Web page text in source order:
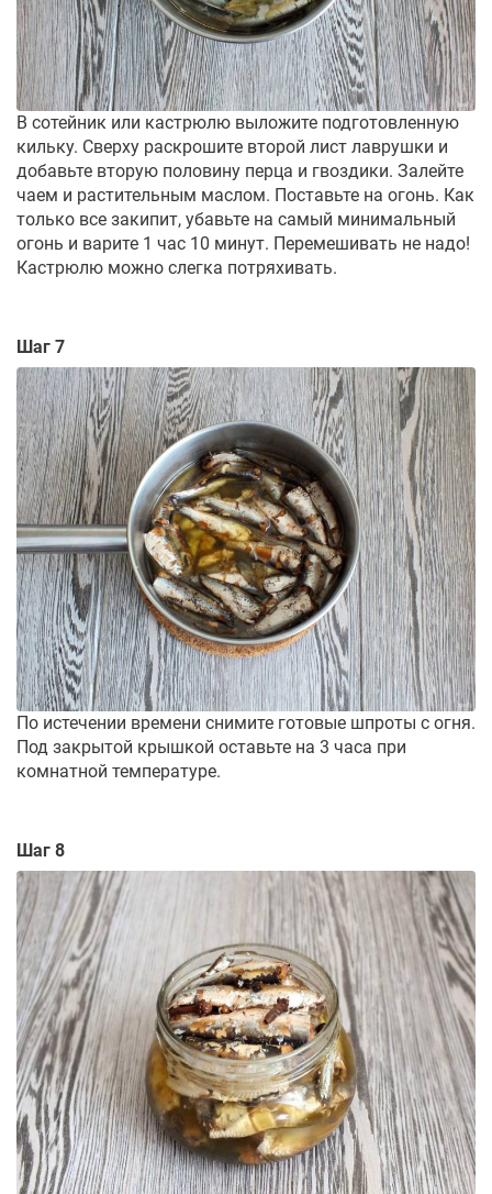
В сотейник или кастрюлю выложите подготовленную
кильку. Сверху раскрошите второй лист лаврушки и
добавьте вторую половину перца и гвоздики. Залейте
чаем и растительным маслом. Поставьте на огонь. Как
только все закипит, убавьте на самый минимальный
огонь и варите 1 час 10 минут. Перемешивать не надо!
Кастрюлю можно слегка потряхивать.
Шаг 7
По истечении времени снимите готовые шпроты с огня.
Под закрытой крышкой оставьте на 3 часа при
комнатной температуре.
Шаг 8